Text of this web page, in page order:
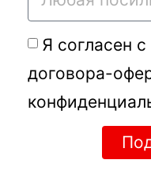
Я согласен
договора-